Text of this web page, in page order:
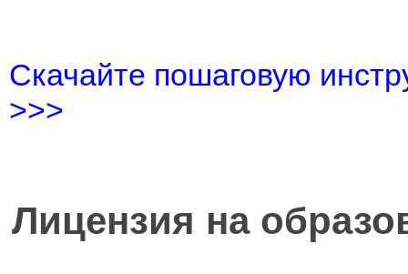
Скачайте пошаговую
>>>
Лицензия на